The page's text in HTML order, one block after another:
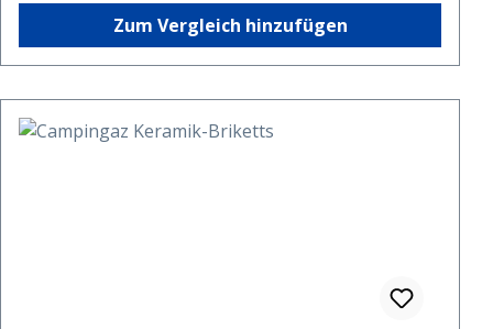
Zum Vergleich hinzufügen